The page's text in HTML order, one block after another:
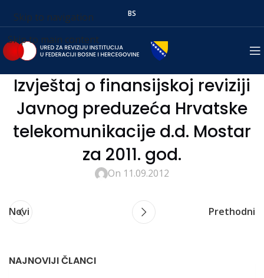
Skip to navigation
Skip to main content
BS
Izvještaj o finansijskoj reviziji
Javnog preduzeća Hrvatske
telekomunikacije d.d. Mostar
za 2011. god.
On 11.09.2012
Novi Prethodni
NAJNOVIJI ČLANCI